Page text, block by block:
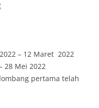
– 12 Maret 2022
28 Mei 2022
pertama telah